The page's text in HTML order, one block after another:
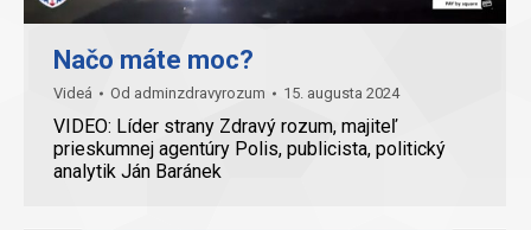
Načo máte moc?
Videá Od adminzdravyrozum 15. augusta 2024
VIDEO: Líder strany Zdravý rozum, majiteľ
prieskumnej agentúry Polis, publicista, politický
analytik Ján Baránek